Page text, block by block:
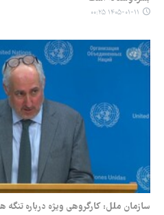
۱۴۰۵-۰۱-۱۱ ۰۰:۲۵
سازمان ملل: کارگروهی ویژه درباره